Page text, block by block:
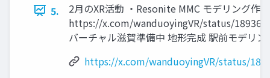
5.
2月のXR活動 ・Resonite MMC モデリング作成
https://x.com/wanduoyingVR/status/
バーチャル滋賀準備中 地形完成 駅前モデリン
https://x.com/wanduoyingVR/status/